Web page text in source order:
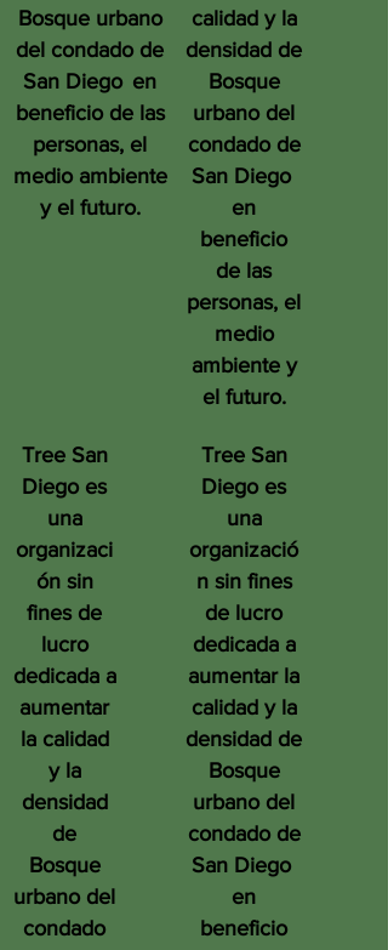
Bosque urbano
del condado de
San Diego en
beneficio de las
personas, el
medio ambiente
y el futuro.
Tree San
Diego es
una
organizaci
ón sin
fines de
lucro
dedicada a
aumentar
la calidad
y la
densidad
de
Bosque
urbano del
condado
calidad y la
densidad de
Bosque
urbano del
condado de
San Diego
en
beneficio
de las
personas, el
medio
ambiente y
el futuro.
Tree San
Diego es
una
organizació
n sin fines
de lucro
dedicada a
aumentar la
calidad y la
densidad de
Bosque
urbano del
condado de
San Diego
en
beneficio